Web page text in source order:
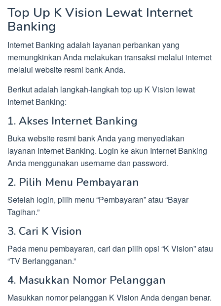
Top Up K Vision Lewat Internet
Banking
Internet Banking adalah layanan perbankan yang
memungkinkan Anda melakukan transaksi melalui internet
melalui website resmi bank Anda.
Berikut adalah langkah-langkah top up K Vision lewat
Internet Banking:
1. Akses Internet Banking
Buka website resmi bank Anda yang menyediakan
layanan Internet Banking. Login ke akun Internet Banking
Anda menggunakan username dan password.
2. Pilih Menu Pembayaran
Setelah login, pilih menu “Pembayaran” atau “Bayar
Tagihan.”
3. Cari K Vision
Pada menu pembayaran, cari dan pilih opsi “K Vision” atau
“TV Berlangganan.”
4. Masukkan Nomor Pelanggan
Masukkan nomor pelanggan K Vision Anda dengan benar.